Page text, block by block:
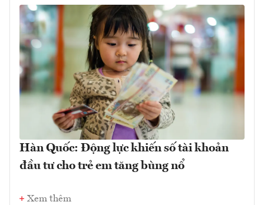
Hàn Quốc: Động lực khiến số tài khoản
đầu tư cho trẻ em tăng bùng nổ
Xem thêm